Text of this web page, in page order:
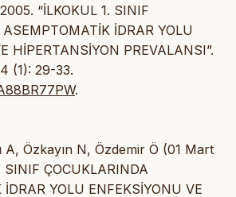
“İLKOKUL 1. SINIF
İDRAR YOLU
HİPERTANSİYON PREVALANSI”.
(1): 29-33.
.
Özkayın N, Özdemir Ö (01 Mart
SINIF ÇOCUKLARINDA
YOLU ENFEKSİYONU VE